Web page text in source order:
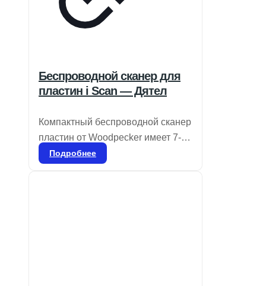
Беспроводной сканер для
пластин i Scan — Дятел
Компактный беспроводной сканер
пластин от Woodpecker имеет 7-
дюймовый сенсорный экран с
Подробнее